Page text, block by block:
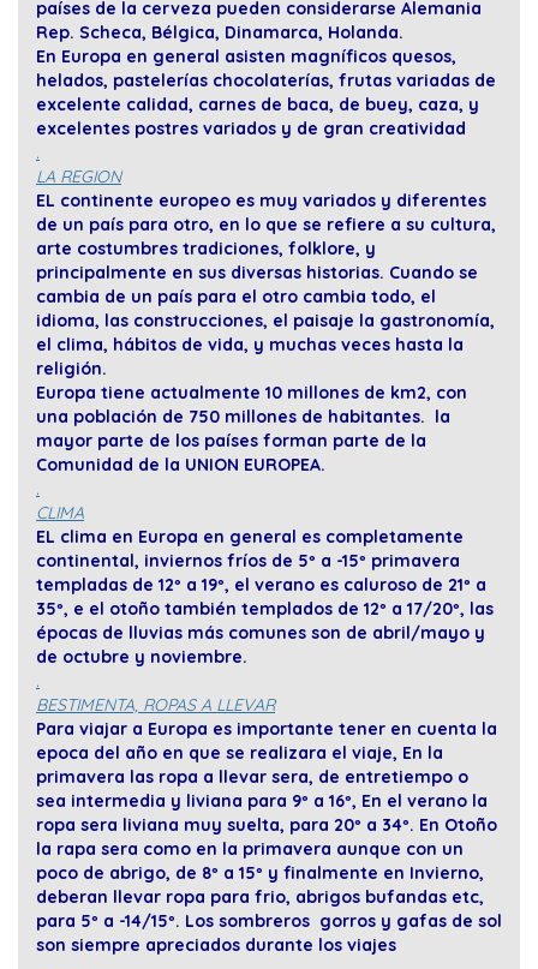
países de la cerveza pueden considerarse Alemania
Rep. Scheca, Bélgica, Dinamarca, Holanda.
En Europa en general asisten magníficos quesos,
helados, pastelerías chocolaterías, frutas variadas de
excelente calidad, carnes de baca, de buey, caza, y
excelentes postres variados y de gran creatividad
.
LA REGION
EL continente europeo es muy variados y diferentes
de un país para otro, en lo que se refiere a su cultura,
arte costumbres tradiciones, folklore, y
principalmente en sus diversas historias. Cuando se
cambia de un país para el otro cambia todo, el
idioma, las construcciones, el paisaje la gastronomía,
el clima, hábitos de vida, y muchas veces hasta la
religión.
Europa tiene actualmente 10 millones de km2, con
una población de 750 millones de habitantes. la
mayor parte de los países forman parte de la
Comunidad de la UNION EUROPEA.
.
CLIMA
EL clima en Europa en general es completamente
continental, inviernos fríos de 5º a -15º primavera
templadas de 12º a 19º, el verano es caluroso de 21º a
35º, e el otoño también templados de 12º a 17/20º, las
épocas de lluvias más comunes son de abril/mayo y
de octubre y noviembre.
.
BESTIMENTA, ROPAS A LLEVAR
Para viajar a Europa es importante tener en cuenta la
epoca del año en que se realizara el viaje, En la
primavera las ropa a llevar sera, de entretiempo o
sea intermedia y liviana para 9º a 16º, En el verano la
ropa sera liviana muy suelta, para 20º a 34º. En Otoño
la rapa sera como en la primavera aunque con un
poco de abrigo, de 8º a 15º y finalmente en Invierno,
deberan llevar ropa para frio, abrigos bufandas etc,
para 5º a -14/15º. Los sombreros gorros y gafas de sol
son siempre apreciados durante los viajes